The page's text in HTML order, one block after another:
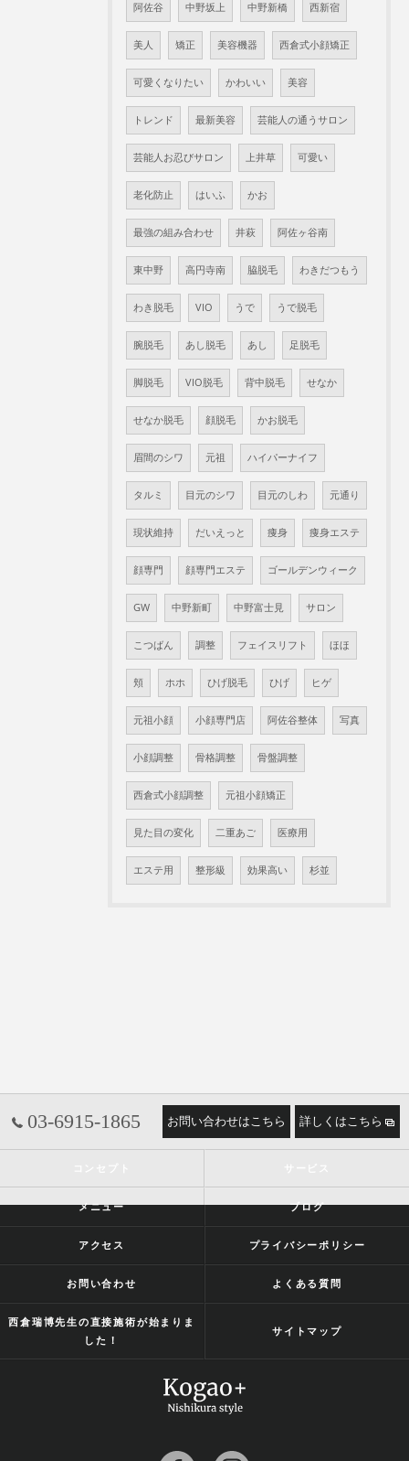
阿佐谷 中野坂上 中野新橋 西新宿
美人 矯正 美容機器 西倉式小顔矯正
可愛くなりたい かわいい 美容
トレンド 最新美容 芸能人の通うサロン
芸能人お忍びサロン 上井草 可愛い
老化防止 はいふ かお
最強の組み合わせ 井萩 阿佐ヶ谷南
東中野 高円寺南 脇脱毛 わきだつもう
わき脱毛 VIO うで うで脱毛
腕脱毛 あし脱毛 あし 足脱毛
脚脱毛 VIO脱毛 背中脱毛 せなか
せなか脱毛 顔脱毛 かお脱毛
眉間のシワ 元祖 ハイパーナイフ
タルミ 目元のシワ 目元のしわ 元通り
現状維持 だいえっと 痩身 痩身エステ
顔専門 顔専門エステ ゴールデンウィーク
GW 中野新町 中野富士見 サロン
こつばん 調整 フェイスリフト ほほ
頬 ホホ ひげ脱毛 ひげ ヒゲ
元祖小顔 小顔専門店 阿佐谷整体 写真
小顔調整 骨格調整 骨盤調整
西倉式小顔調整 元祖小顔矯正
見た目の変化 二重あご 医療用
エステ用 整形級 効果高い 杉並
03-6915-1865 お問い合わせはこちら 詳しくはこちら
メニュー ブログ
アクセス プライバシーポリシー
お問い合わせ よくある質問
西倉瑞博先生の直接施術が始まりま
した！
サイトマップ